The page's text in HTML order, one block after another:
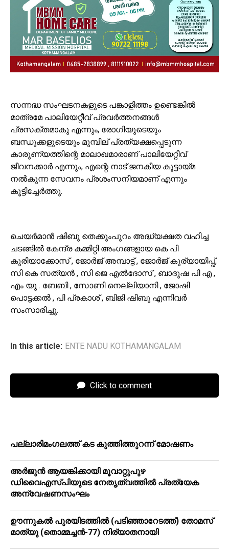
സന്നദ്ധ സംഘടനകളുടെ പങ്കാളിത്തം ഉണ്ടെങ്കിൽ
മാത്രമേ പാലിയേറ്റീവ് പ്രവർത്തനങ്ങൾ
പ്രസക്തമാകു എന്നും, രോഗിയുടെയും
ബന്ധുക്കളുടെയും മുമ്പില് പ്രത്യക്ഷപ്പെടുന്ന
കാരുണ്യത്തിന്റെ മാലാഖമാരാണ് പാലിയേറ്റീവ്
ജീവനക്കാർ എന്നും, എന്റെ നാട് ജനകീയ കൂട്ടായ്മ
നൽകുന്ന സേവനം പ്രശംസനീയമാണ് എന്നും
കൂട്ടിച്ചേർത്തു.
ചെയർമാൻ ഷിബു തെക്കുംപുറം അദ്ധ്യക്ഷത വഹിച്ച
ചടങ്ങിൽ കേന്ദ്ര കമ്മിറ്റി അംഗങ്ങളായ കെ പി
കുരിയാക്കോസ് , ജോർജ് അമ്പാട്ട് , ജോർജ് കുര്യായിപ്പ്,
സി കെ സത്യൻ , സി ജെ എൽദോസ് , ബാദുഷ പി എ ,
എം യു . ബേബി , സോണി നെല്ലിയാനി , ജോഷി
പൊട്ടക്കൽ , പി പ്രകാശ് , ബിജി ഷിബു എന്നിവർ
സംസാരിച്ചു.
In this article: ENTE NADU KOTHAMANGALAM
Click to comment
പ​ല്ലാ​രി​മം​ഗ​ല​ത്ത് ക​ട കു​ത്തി​ത്തുറ​ന്ന് മോ​ഷ​ണം
അര്‍ജുന്‍ ആയങ്കിക്കായി മൂവാറ്റുപുഴ
ഡിവൈഎസ്പിയുടെ നേതൃത്വത്തില്‍ പ്രത്യേക
അന്വേഷണസംഘം
ഊന്നുകല്‍ പുരയിടത്തില്‍ (പടിഞ്ഞാറേടത്ത്) തോമസ്
മാത്യു (തൊമ്മച്ചന്‍-77) നിര്യാതനായി